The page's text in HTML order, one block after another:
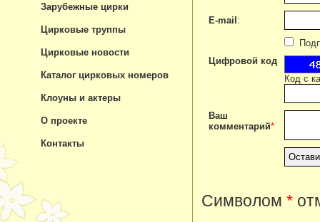
E-mail :
Цифровой код
Код с
Ваш
комментарий*
Символом *
Зарубежные цирки
Цирковые труппы
Цирковые новости
Каталог цирковых номеров
Клоуны и актеры
О проекте
Контакты